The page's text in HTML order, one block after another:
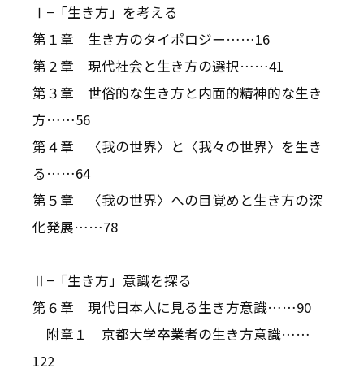
Ⅰ−「生き方」を考える
第１章 生き方のタイポロジー……16
第２章 現代社会と生き方の選択……41
第３章 世俗的な生き方と内面的精神的な生き
方……56
第４章 〈我の世界〉と〈我々の世界〉を生き
る……64
第５章 〈我の世界〉への目覚めと生き方の深
化発展……78
Ⅱ−「生き方」意識を探る
第６章 現代日本人に見る生き方意識……90
附章１ 京都大学卒業者の生き方意識……
122